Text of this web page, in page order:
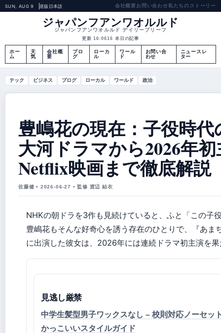
SUN, AUG 9 昼版 日本語 会社概要お問い合わせ私たちのストーリー
ジャパンフアンワオルルド
ジャパンフアンワオルルド デイリーブリーフ
更新 16:0616 本日の記事
ホー
ム
天
気
会社概
要
ブロ
グ
ローカ
ル
ワール
ド
お問い合
わせ
ニュースレ
ター
テック ビジネス ブログ ローカル ワールド 政治
豊嶋花の現在：子役時
大河ドラマから2026年
Netflix映画まで徹底解説
佐藤健 • 2026-06-27 • 監修 渡辺 結衣
NHKの朝ドラを3作も見続けていると、ふと「この子
豊嶋花もそんな好奇心を誘う存在のひとりで、『あ
に出演した彼女は、2026年には連続ドラマ初主演を
見逃し厳禁
中学生髪型男子ワックスなし – 校則対応ノーセッ
かっこいいスタイルガイド